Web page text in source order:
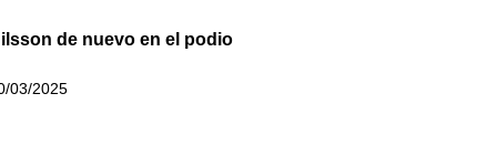
de nuevo en el podio
03/2025